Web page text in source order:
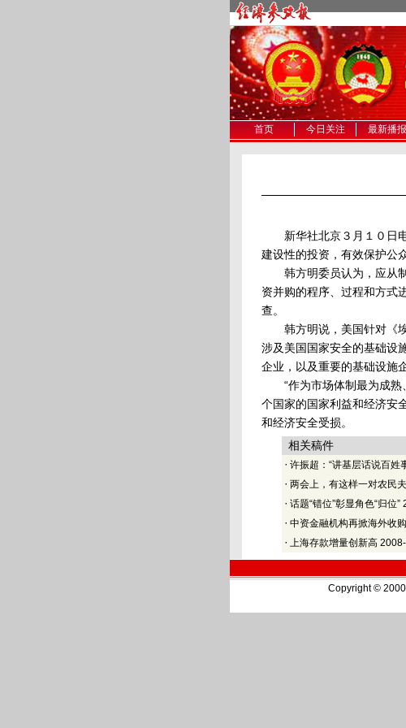
首页 今日关注 最新播报
新华社北京３月１０日电
建设性的投资，有效保护公
韩方明委员认为，应从制
资并购的程序、过程和方式
查。
韩方明说，美国针对《埃
涉及美国国家安全的基础设
企业，以及重要的基础设施
“作为市场体制最为成熟
个国家的国家利益和经济安
和经济安全受损。
相关稿件
· 许振超：“讲基层话说百姓
· 两会上，有这样一对农民
· 话题“错位”彰显角色“归位”
· 中资金融机构再掀海外收
· 上海存款增量创新高
Copyright ©